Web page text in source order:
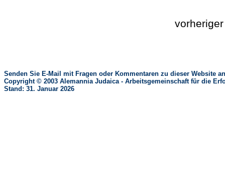
Senden Sie E-Mail mit Fragen oder Kommentaren zu dieser Website
Copyright © 2003 Alemannia Judaica - Arbeitsgemeinschaft für die
Stand: 31. Januar 2026